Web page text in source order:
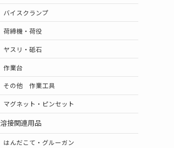
バイスクランプ
荷締機・荷役
ヤスリ・砥石
作業台
その他 作業工具
マグネット・ピンセット
溶接関連用品
はんだこて・グルーガン